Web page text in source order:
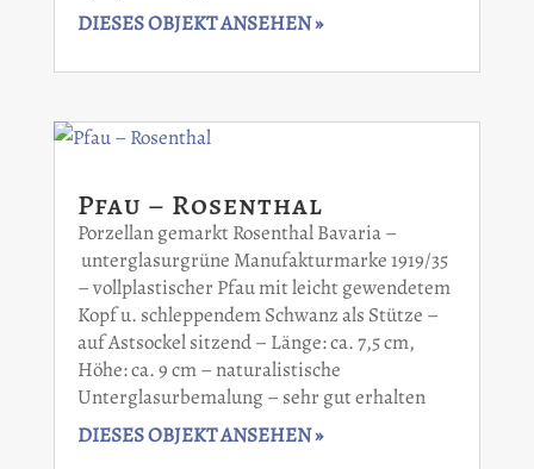
DIESES OBJEKT ANSEHEN »
Pfau – Rosenthal
Porzellan gemarkt Rosenthal Bavaria –
unterglasurgrüne Manufakturmarke 1919/35
– vollplastischer Pfau mit leicht gewendetem
Kopf u. schleppendem Schwanz als Stütze –
auf Astsockel sitzend – Länge: ca. 7,5 cm,
Höhe: ca. 9 cm – naturalistische
Unterglasurbemalung – sehr gut erhalten
DIESES OBJEKT ANSEHEN »